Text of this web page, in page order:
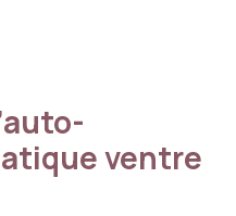
ventre